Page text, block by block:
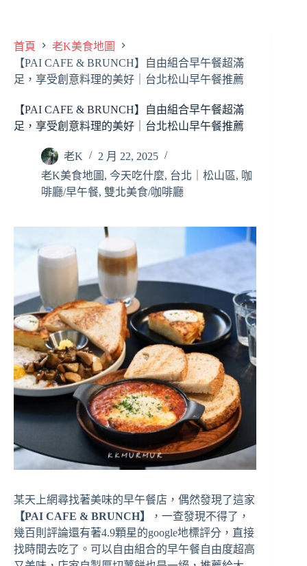
首頁
老K美食地圖
【PAI CAFE & BRUNCH】自由組合早午餐超滿
足，享受創意料理的美好｜台北松山早午餐推薦
【PAI CAFE & BRUNCH】自由組合早午餐超滿
足，享受創意料理的美好｜台北松山早午餐推薦
老K
2 月 22, 2025
老K美食地圖 , 今天吃什麼, 台北｜松山區, 咖
啡廳/早午餐, 雙北美食/咖啡廳
某天上網尋找著美味的早午餐店，偶然發現了這家
【PAI CAFE & BRUNCH】
，一查發現不得了，
幾百則評論還有著4.9顆星的google地標評分，直接
找時間去吃了。可以自由組合的早午餐自由度超高